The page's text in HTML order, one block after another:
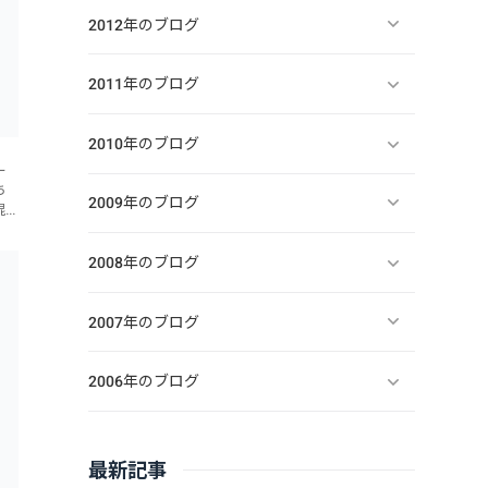
2012年のブログ
2011年のブログ
2010年のブログ
2009年のブログ
2008年のブログ
2007年のブログ
2006年のブログ
最新記事